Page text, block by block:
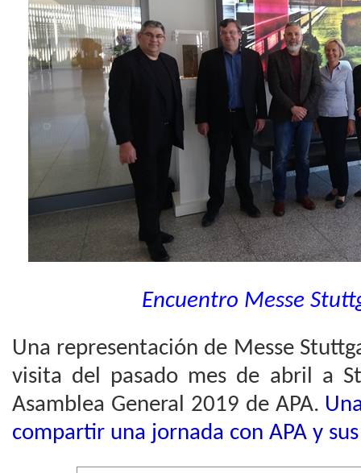
Encuentro Messe
Una representación de Messe
visita del pasado mes de abril a
Asamblea General 2019 de APA.
compartir una jornada con APA y